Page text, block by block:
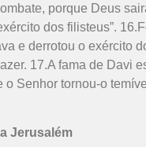
porque Deus
dos filisteus”.
e derrotou o exército
17.A fama de Davi
o Senhor tornou-o
Jerusalém